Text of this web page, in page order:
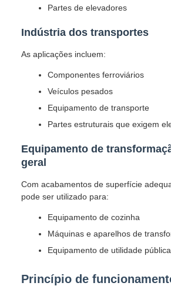
Partes de elevadores
Indústria dos transportes
As aplicações incluem:
Componentes ferroviários
Veículos pesados
Equipamento de transporte
Partes estruturais que exigem
Equipamento de
geral
Com acabamentos de superfície
pode ser utilizado para:
Equipamento de cozinha
Máquinas e aparelhos de
Equipamento de utilidade pública
Princípio de